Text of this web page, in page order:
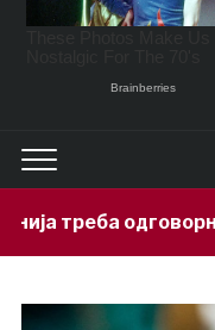
да ги искористи